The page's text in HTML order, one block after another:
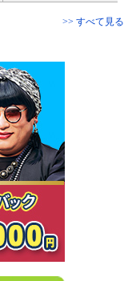
>> すべて見る